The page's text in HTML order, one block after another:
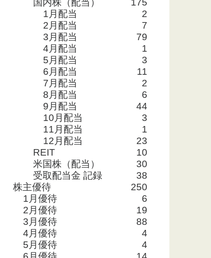
国内株（配当）
175
1月配当
2
2月配当
7
3月配当
79
4月配当
1
5月配当
3
6月配当
11
7月配当
2
8月配当
6
9月配当
44
10月配当
3
11月配当
1
12月配当
23
REIT
10
米国株（配当）
30
受取配当金 記録
38
株主優待
250
1月優待
6
2月優待
19
3月優待
88
4月優待
4
5月優待
4